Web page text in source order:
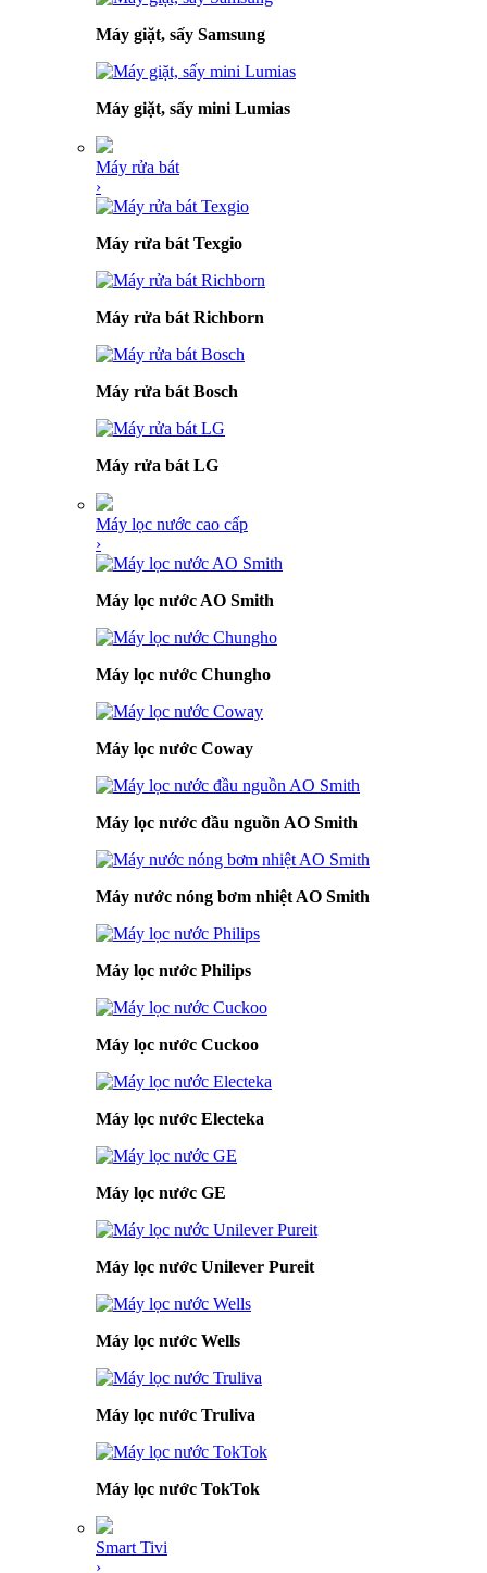
Máy giặt, sấy Samsung
Máy giặt, sấy mini Lumias
Máy rửa bát
›
Máy rửa bát Texgio
Máy rửa bát Richborn
Máy rửa bát Bosch
Máy rửa bát LG
Máy lọc nước cao cấp
›
Máy lọc nước AO Smith
Máy lọc nước Chungho
Máy lọc nước Coway
Máy lọc nước đầu nguồn AO Smith
Máy nước nóng bơm nhiệt AO Smith
Máy lọc nước Philips
Máy lọc nước Cuckoo
Máy lọc nước Electeka
Máy lọc nước GE
Máy lọc nước Unilever Pureit
Máy lọc nước Wells
Máy lọc nước Truliva
Máy lọc nước TokTok
Smart Tivi
›